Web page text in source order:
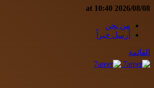
2026/08/08 at 10:40
من نحن
أرسل خبراً
القائمة